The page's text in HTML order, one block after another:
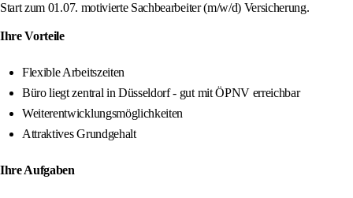
Start zum 01.07. motivierte Sachbearbeiter (m/w/d) Versicherung.
Ihre Vorteile
Flexible Arbeitszeiten
Büro liegt zentral in Düsseldorf - gut mit ÖPNV erreichbar
Weiterentwicklungsmöglichkeiten
Attraktives Grundgehalt
Ihre Aufgaben